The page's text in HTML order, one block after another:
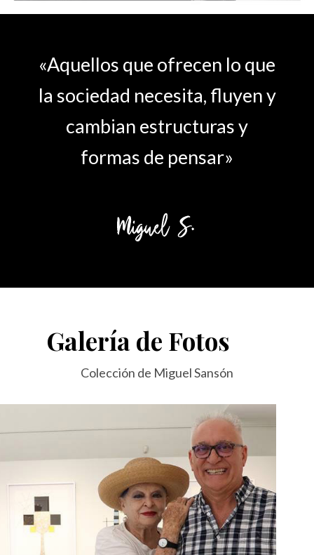
«Aquellos que ofrecen lo que
la sociedad necesita, fluyen y
cambian estructuras y
formas de pensar»
Galería de Fotos
Colección de Miguel Sansón